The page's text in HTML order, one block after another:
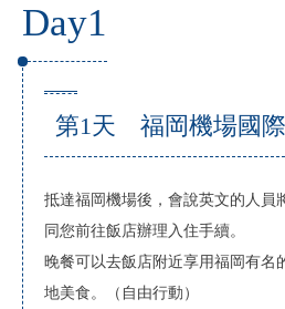
Day1
第1天 福岡機場國
抵達福岡機場後，會說英文的人員
同您前往飯店辦理入住手續。
晚餐可以去飯店附近享用福岡有名
地美食。（自由行動）